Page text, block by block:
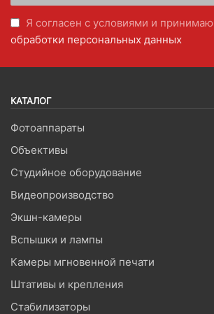
Я согласен с условиями и принимаю
обработки персональных данных
КАТАЛОГ
Фотоаппараты
Объективы
Студийное оборудование
Видеопроизводство
Экшн-камеры
Вспышки и лампы
Камеры мгновенной печати
Штативы и крепления
Стабилизаторы